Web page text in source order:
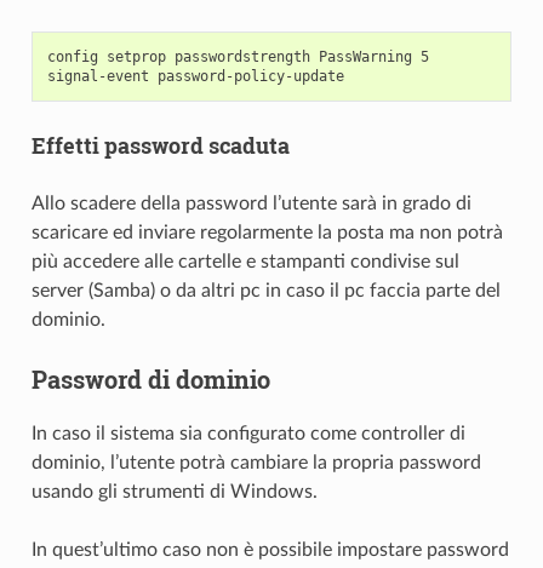
config setprop passwordstrength PassWarning 5
signal-event password-policy-update
Effetti password scaduta
Allo scadere della password l’utente sarà in grado di
scaricare ed inviare regolarmente la posta ma non potrà
più accedere alle cartelle e stampanti condivise sul
server (Samba) o da altri pc in caso il pc faccia parte del
dominio.
Password di dominio
In caso il sistema sia configurato come controller di
dominio, l’utente potrà cambiare la propria password
usando gli strumenti di Windows.
In quest’ultimo caso non è possibile impostare password